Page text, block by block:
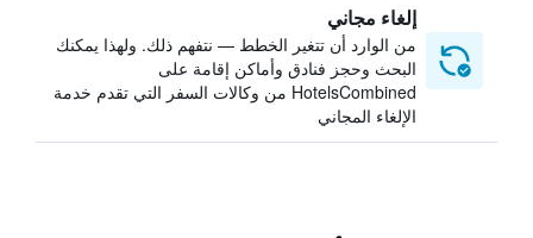
إلغاء مجاني
من الوارد أن تتغير الخطط — نتفهم ذلك. ولهذا يمكنك
البحث وحجز فنادق وأماكن إقامة على
HotelsCombined من وكالات السفر التي تقدم خدمة
الإلغاء المجاني